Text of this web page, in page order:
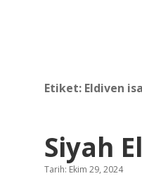
Etiket: Eldiven
Siyah
Tarih: Ekim 29, 2024